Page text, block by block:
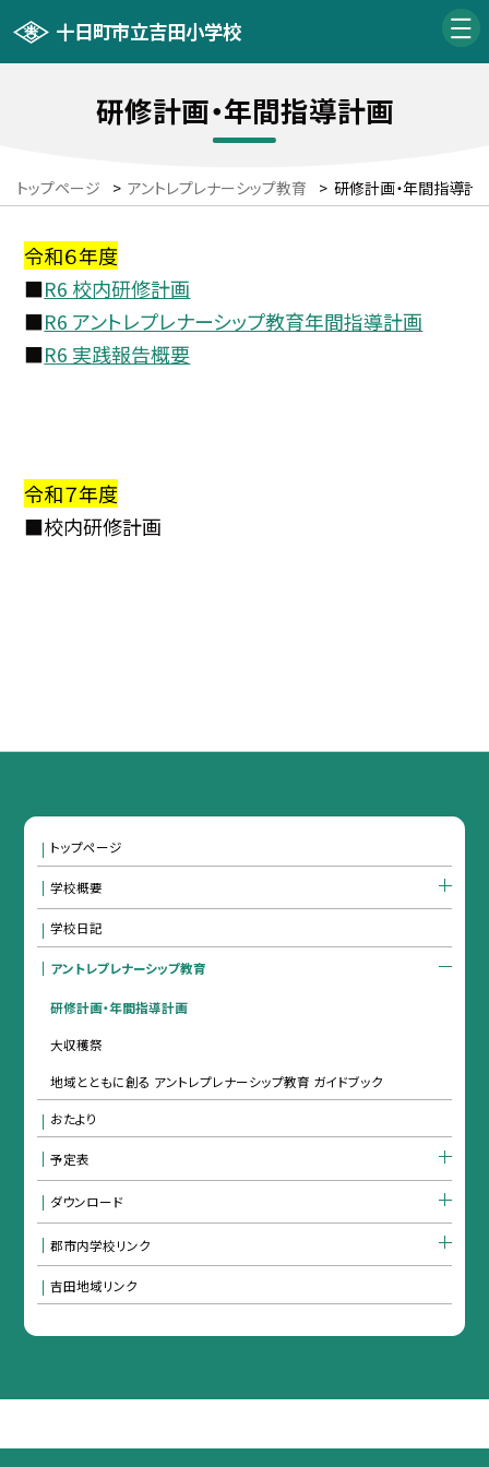
十日町市立吉田小学校
研修計画・年間指導計画
トップページ > アントレプレナーシップ教育 > 研修計画・年間指導計
令和６年度
■R6 校内研修計画
■R6 アントレプレナーシップ教育年間指導計画
■R6 実践報告概要
令和７年度
■校内研修計画
トップページ
学校概要
学校日記
アントレプレナーシップ教育
研修計画・年間指導計画
大収穫祭
地域とともに創る アントレプレナーシップ教育 ガイドブック
おたより
予定表
ダウンロード
郡市内学校リンク
吉田地域リンク